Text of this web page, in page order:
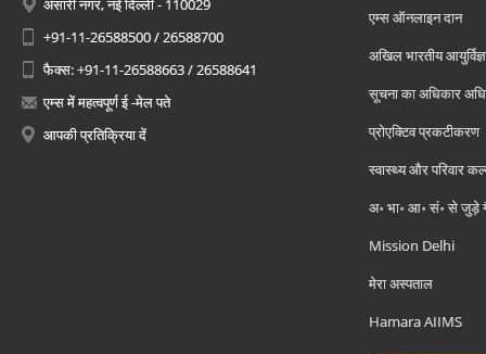
अंसारी नगर, नई दिल्ली - 110029
+91-11-26588500 / 26588700
फैक्स: +91-11-26588663 / 26588641
एम्स में महत्वपूर्ण ई -मेल पते
आपकी प्रतिक्रिया दें
एम्स ऑनलाइन दान
अखिल भारतीय
सूचना का अधिकार
प्रोएक्टिव प्रकटीकरण
स्वास्थ्य और परिवार
अ॰ भा॰ आ॰ सं॰ से जुड़े
Mission Delhi
मेरा अस्पताल
Hamara AIIMS